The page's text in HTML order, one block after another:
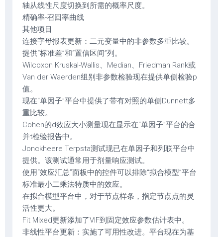
轴从线性尺度切换到所需的概率尺度。
精确率-召回率曲线
其他项目
连接字母报表更新：二元变量中的非参数多重比较。
提供“标准差”和“置信区间”列。
Wilcoxon Kruskal-Wallis、Median、Friedman Rank或
Van der Waerden组别非参数检验现在提供单侧检验p
值。
现在“单因子”平台中提供了带有对照的单侧Dunnett多
重比较。
Cohen的d效应大小测量现在显示在“单因子”平台的合
并t检验报告中。
Jonckheere Terpsta测试现已在单因子和列联平台中
提供。该测试通常用于剂量响应测试。
使用“效应汇总”面板中的控件可以排除“拟合模型”平台
标准最小二乘法特质中的效应。
在拟合模型平台中，对于节点样条，指定节点点的灵
活性更大。
Fit Mixed更新添加了VIF到固定效应参数估计表中。
非线性平台更新：实施了可用性改进。平台现在为基